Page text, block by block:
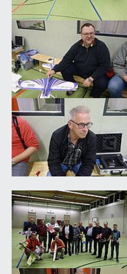
Show larger version for:
Show larger version for:
Show larger version for: